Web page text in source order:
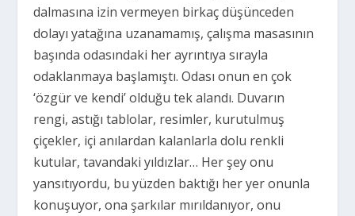
dalmasına izin vermeyen birkaç düşünceden
dolayı yatağına uzanamamış, çalışma masasının
başında odasındaki her ayrıntıya sırayla
odaklanmaya başlamıştı. Odası onun en çok
‘özgür ve kendi’ olduğu tek alandı. Duvarın
rengi, astığı tablolar, resimler, kurutulmuş
çiçekler, içi anılardan kalanlarla dolu renkli
kutular, tavandaki yıldızlar… Her şey onu
yansıtıyordu, bu yüzden baktığı her yer onunla
konuşuyor, ona şarkılar mırıldanıyor, onu